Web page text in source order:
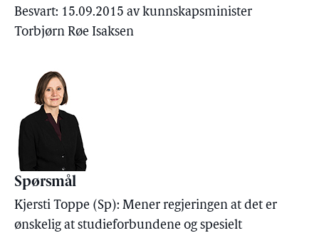
Besvart: 15.09.2015 av kunnskapsminister
Torbjørn Røe Isaksen
Spørsmål
Kjersti Toppe (Sp): Mener regjeringen at det er
ønskelig at studieforbundene og spesielt